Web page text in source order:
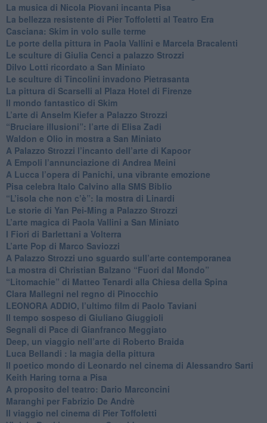
​La musica di Nicola Piovani incanta Pisa
​La bellezza resistente di Pier Toffoletti al Teatro Era
​Casciana: Skim in volo sulle terme
​Le porte della pittura in Paola Vallini e Marcela Bracalenti
​Le sculture di Giulia Cenci a palazzo Strozzi
​Dilvo Lotti ricordato a San Miniato
​Le sculture di Tincolini invadono Pietrasanta
La pittura di Scarselli al Plaza Hotel di Firenze
​Il mondo fantastico di Skim
​L’arte di Anselm Kiefer a Palazzo Strozzi
​“Bruciare illusioni”: l’arte di Elisa Zadi
​Waldon e Olio in mostra a San Miniato
​A Palazzo Strozzi l’incanto dell’arte di Kapoor
​A Empoli l’annunciazione di Andrea Meini
A Lucca l’opera di Panichi, una vibrante emozione
Pisa celebra Italo Calvino alla SMS Biblio
“L’isola che non c’è”: la mostra di Linardi
​Le storie di Yan Pei-Ming a Palazzo Strozzi
​L’arte magica di Paola Vallini a San Miniato
​I Fiori di Barlettani a Volterra
​L’arte Pop di Marco Saviozzi
​A Palazzo Strozzi uno sguardo sull’arte contemporanea
La mostra di Christian Balzano “Fuori dal Mondo”
​“Litomachie” di Matteo Tenardi alla Chiesa della Spina
​Clara Mallegni nel regno di Pinocchio
​LEONORA ADDIO, l’ultimo film di Paolo Taviani
Il tempo sospeso di Giuliano Giuggioli
Segnali di Pace di Gianfranco Meggiato
​Deep, un viaggio nell’arte di Roberto Braida
​Luca Bellandi : la magia della pittura
​Il poetico mondo di Leonardo nel cinema di Alessandro Sarti
​Keith Haring torna a Pisa
​A proposito del teatro: Dario Marconcini
Maranghi per Fabrizio De Andrè
​Il viaggio nel cinema di Pier Toffoletti